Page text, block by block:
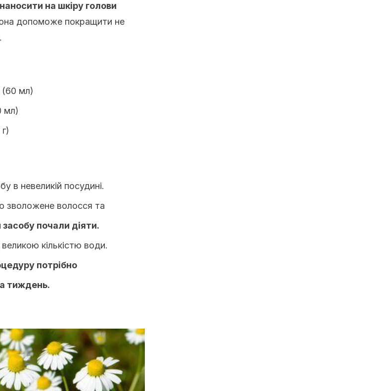
наносити на шкіру голови
допоможе покращити не
(60 мл)
мл)
в невеликій посудині.
зволожене волосся та
почали діяти.
кількістю води.
потрібно
тиждень.